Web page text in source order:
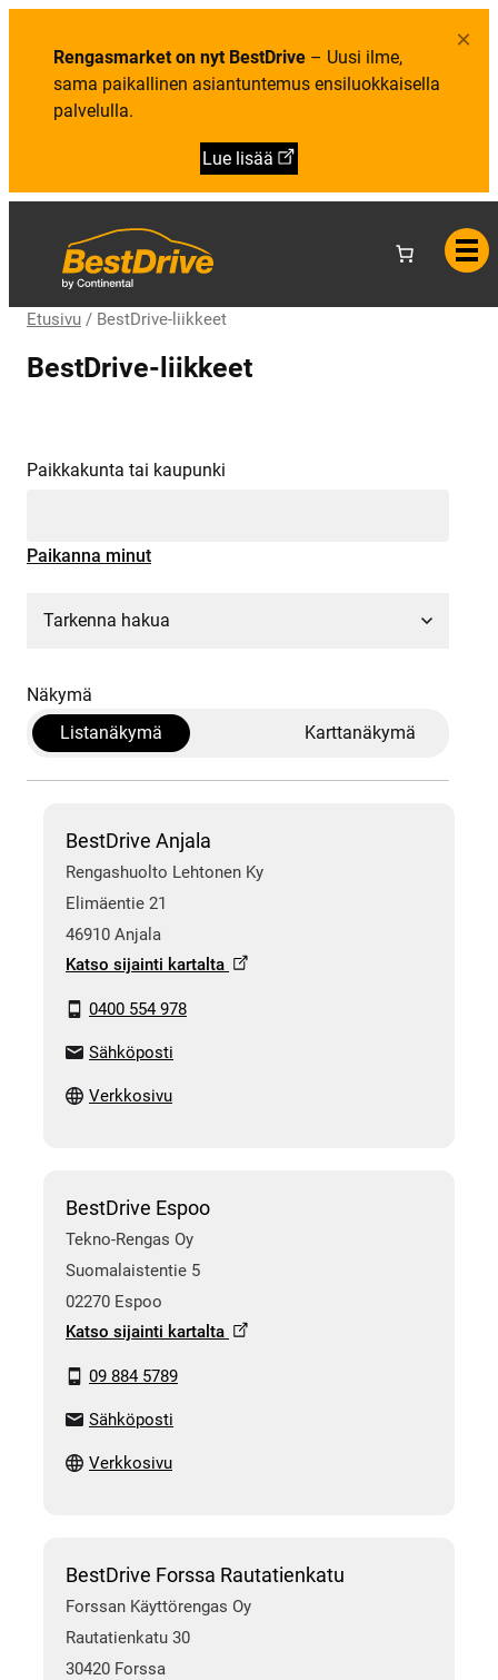
Rengasmarket on nyt BestDrive – Uusi ilme,
sama paikallinen asiantuntemus ensiluokkaisella
palvelulla.
Lue lisää
×
i
t
e
l
u
b
m
e
r
v
e
y
Etusivu / BestDrive-liikkeet
BestDrive-liikkeet
Paikkakunta tai kaupunki
Paikanna minut
Tarkenna hakua
Näkymä
Listanäkymä
Karttanäkymä
BestDrive Anjala
Rengashuolto Lehtonen Ky
Elimäentie 21
46910 Anjala
Katso sijainti kartalta
0400 554 978
Sähköposti
Verkkosivu
BestDrive Espoo
Tekno-Rengas Oy
Suomalaistentie 5
02270 Espoo
Katso sijainti kartalta
09 884 5789
Sähköposti
Verkkosivu
BestDrive Forssa Rautatienkatu
Forssan Käyttörengas Oy
Rautatienkatu 30
30420 Forssa